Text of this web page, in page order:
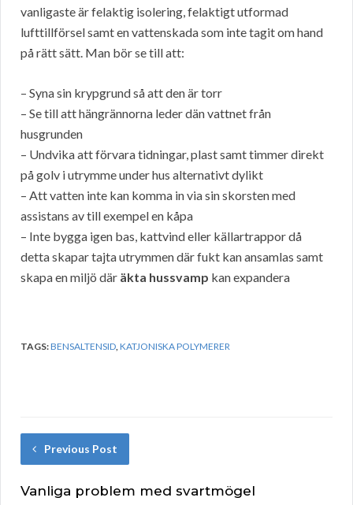
vanligaste är felaktig isolering, felaktigt utformad
lufttillförsel samt en vattenskada som inte tagit om hand
på rätt sätt. Man bör se till att:
– Syna sin krypgrund så att den är torr
– Se till att hängrännorna leder dän vattnet från
husgrunden
– Undvika att förvara tidningar, plast samt timmer direkt
på golv i utrymme under hus alternativt dylikt
– Att vatten inte kan komma in via sin skorsten med
assistans av till exempel en kåpa
– Inte bygga igen bas, kattvind eller källartrappor då
detta skapar tajta utrymmen där fukt kan ansamlas samt
skapa en miljö där äkta hussvamp kan expandera
TAGS:BENSALTENSID,KATJONISKA POLYMERER
Previous Post
Vanliga problem med svartmögel